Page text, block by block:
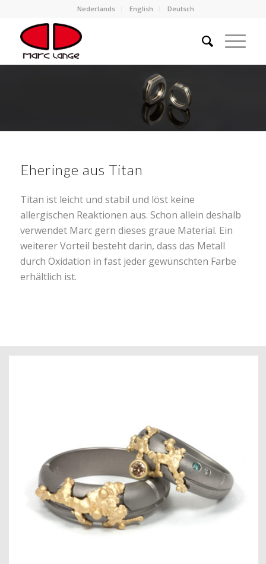
Nederlands English Deutsch
Eheringe aus Titan
Titan ist leicht und stabil und löst keine
allergischen Reaktionen aus. Schon allein deshalb
verwendet Marc gern dieses graue Material. Ein
weiterer Vorteil besteht darin, dass das Metall
durch Oxidation in fast jeder gewünschten Farbe
erhältlich ist.